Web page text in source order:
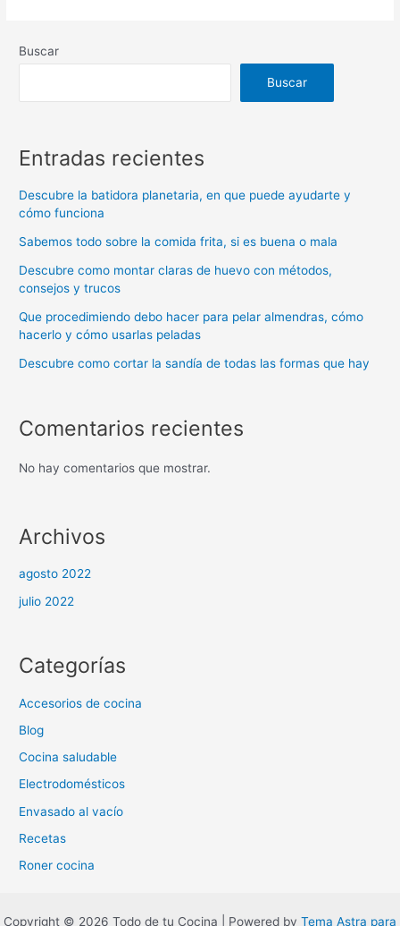
Buscar
Buscar
Entradas recientes
Descubre la batidora planetaria, en que puede ayudarte y
cómo funciona
Sabemos todo sobre la comida frita, si es buena o mala
Descubre como montar claras de huevo con métodos,
consejos y trucos
Que procedimiendo debo hacer para pelar almendras, cómo
hacerlo y cómo usarlas peladas
Descubre como cortar la sandía de todas las formas que hay
Comentarios recientes
No hay comentarios que mostrar.
Archivos
agosto 2022
julio 2022
Categorías
Accesorios de cocina
Blog
Cocina saludable
Electrodomésticos
Envasado al vacío
Recetas
Roner cocina
Copyright © 2026 Todo de tu Cocina | Powered by Tema Astra para